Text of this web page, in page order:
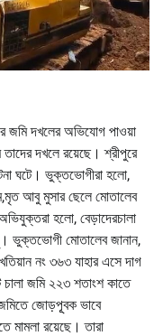
জমি দখলের অভিযোগ পাওয়া
দখলে রয়েছে। শ্রীপুরে
ঘটে। ভুক্তভোগীরা হলো,
আবু মুসার ছেলে মোতালেব
হলো, বেড়াদেরচালা
ভুক্তভোগী মোতালেব জানান,
নং ৩৬৩ যাহার এসে দাগ
জমি ২২৩ শতাংশ কাতে
জোড়পূূবক ভাবে
মামলা রয়েছে। তারা